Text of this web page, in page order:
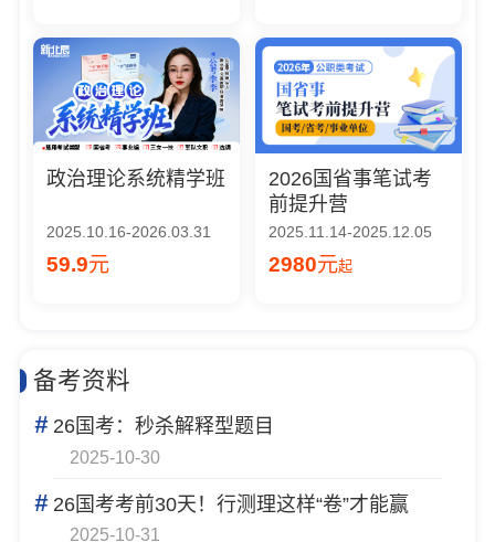
政治理论系统精学班
2025.10.16-2026.03.31
59.9元
2026国省事笔试考
前提升营
2025.11.14-2025.12.05
2980元起
备考资料
#26国考：秒杀解释型题目
2025-10-30
#26国考考前30天！行测理这样“卷”才能赢
2025-10-31